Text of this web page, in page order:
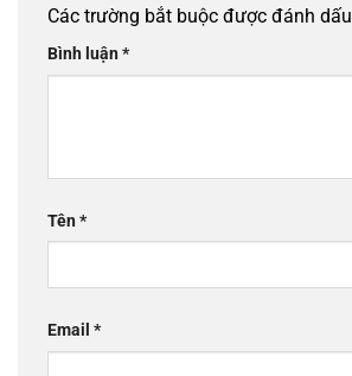
Các trường bắt buộc được đánh dấu
Bình luận*
Tên*
Email *